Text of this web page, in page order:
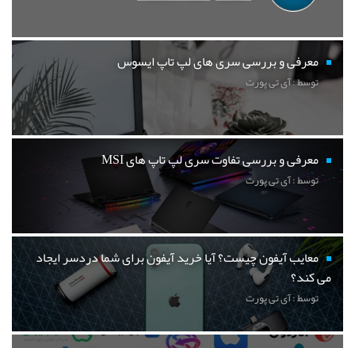
معرفی و بررسی سری های لپ تاپ ایسوس
توسط : آی تی پورت
معرفی و بررسی تفاوت سری لپ تاپ های MSI
توسط : آی تی پورت
معایب آیفون چیست؟ آیا خرید آیفون برای شما دردسر ایجاد
می کند؟
توسط : آی تی پورت